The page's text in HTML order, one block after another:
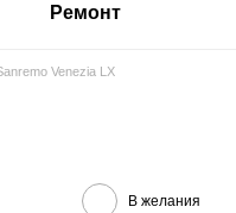
Ремонт
Venezia LX
В желания